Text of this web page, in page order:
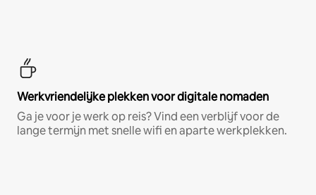
Werkvriendelijke plekken voor digitale nomaden
Ga je voor je werk op reis? Vind een verblijf voor de
lange termijn met snelle wifi en aparte werkplekken.